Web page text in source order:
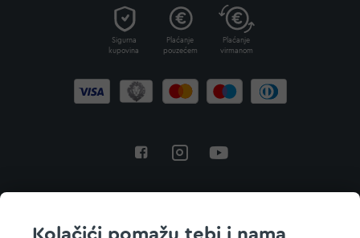
Sigurna
kupovina
Plaćanje
pouzećem
Plaćanje
virmanom